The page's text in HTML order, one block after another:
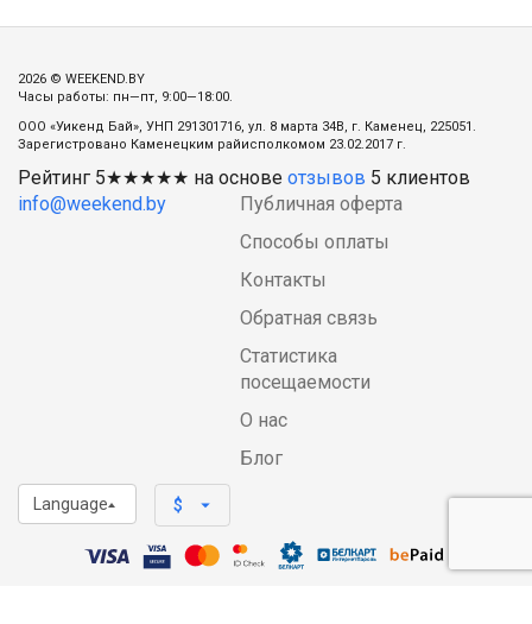
2026 © WEEKEND.BY
Часы работы: пн—пт, 9:00—18:00.
ООО «Уикенд Бай», УНП 291301716, ул. 8 марта 34В, г. Каменец, 225051.
Зарегистровано Каменецким райисполкомом 23.02.2017 г.
Рейтинг 5★★★★★ на основе отзывов 5 клиентов
info@weekend.by
Публичная оферта
Способы оплаты
Контакты
Обратная связь
Статистика
посещаемости
О нас
Блог
Language $ arrow_drop_down